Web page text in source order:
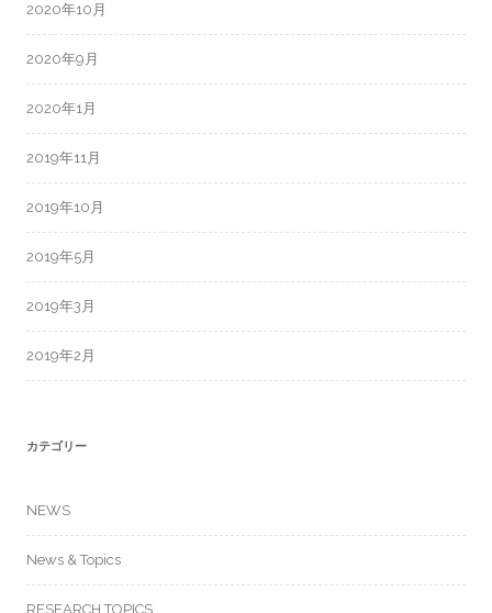
2020年10月
2020年9月
2020年1月
2019年11月
2019年10月
2019年5月
2019年3月
2019年2月
カテゴリー
NEWS
News & Topics
RESEARCH TOPICS